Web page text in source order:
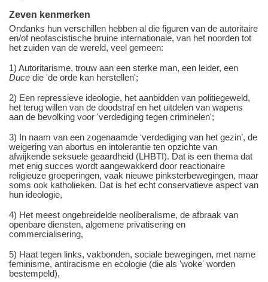
Zeven kenmerken
Ondanks hun verschillen hebben al die figuren van de autoritaire
en/of neofascistische bruine internationale, van het noorden tot
het zuiden van de wereld, veel gemeen:
1) Autoritarisme, trouw aan een sterke man, een leider, een
Duce die 'de orde kan herstellen';
2) Een repressieve ideologie, het aanbidden van politiegeweld,
het terug willen van de doodstraf en het uitdelen van wapens
aan de bevolking voor 'verdediging tegen criminelen';
3) In naam van een zogenaamde ‘verdediging van het gezin’, de
weigering van abortus en intolerantie ten opzichte van
afwijkende seksuele geaardheid (LHBTI). Dat is een thema dat
met enig succes wordt aangewakkerd door reactionaire
religieuze groeperingen, vaak nieuwe pinksterbewegingen, maar
soms ook katholieken. Dat is het echt conservatieve aspect van
hun ideologie,
4) Het meest ongebreidelde neoliberalisme, de afbraak van
openbare diensten, algemene privatisering en
commercialisering,
5) Haat tegen links, vakbonden, sociale bewegingen, met name
feminisme, antiracisme en ecologie (die als 'woke' worden
bestempeld),